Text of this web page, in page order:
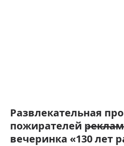
Развлекательная
пожирателей
вечеринка «130 лет